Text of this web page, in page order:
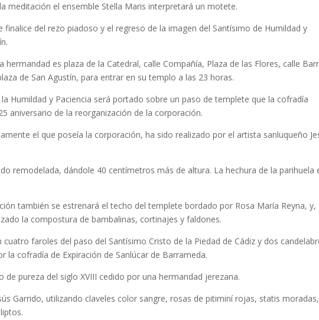
meditación el ensemble Stella Maris interpretará un motete.
finalice del rezo piadoso y el regreso de la imagen del Santísimo de Humildad y
hermandad es plaza de la Catedral, calle Compañía, Plaza de las Flores, calle
de San Agustín, para entrar en su templo a las 23 horas.
Humildad y Paciencia será portado sobre un paso de templete que la cofradía
aniversario de la reorganización de la corporación.
el que poseía la corporación, ha sido realizado por el artista sanluqueño
remodelada, dándole 40 centímetros más de altura. La hechura de la parihuela
también se estrenará el techo del templete bordado por Rosa María Reyna, y,
la compostura de bambalinas, cortinajes y faldones.
faroles del paso del Santísimo Cristo de la Piedad de Cádiz y dos
la cofradía de Expiración de Sanlúcar de Barrameda.
de pureza del siglo XVIII cedido por una hermandad jerezana.
Garrido, utilizando claveles color sangre, rosas de pitiminí rojas, statis moradas,